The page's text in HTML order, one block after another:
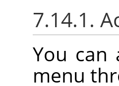
7.14.1.
You can
menu